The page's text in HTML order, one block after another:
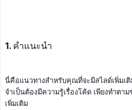
1. คำแนะนำ
นี่คือแนวทางสำหรับคุณที่จะมีสไลด์เพิ่มเ
จำเป็นต้องมีความรู้เรื่องโค้ด เพียงทำตา
เพิ่มเติม